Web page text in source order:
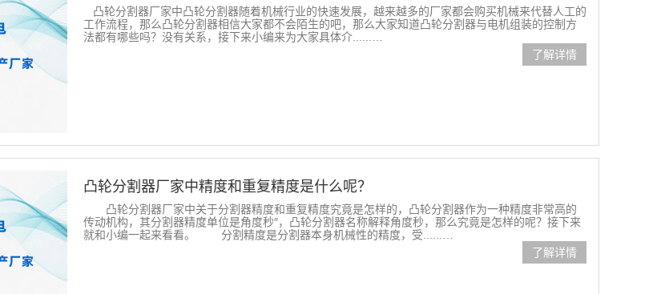
凸轮分割器厂家中凸轮分割器随着机械行业的快速发展，越来越多的厂家都会购买机械来代替人工的
工作流程，那么凸轮分割器相信大家都不会陌生的吧，那么大家知道凸轮分割器与电机组装的控制方
法都有哪些吗？没有关系，接下来小编来为大家具体介......…
了解详情
凸轮分割器厂家中精度和重复精度是什么呢？
凸轮分割器厂家中关于分割器精度和重复精度究竟是怎样的，凸轮分割器作为一种精度非常高的
传动机构，其分割器精度单位是角度秒″，凸轮分割器名称解释角度秒，那么究竟是怎样的呢？接下来
就和小编一起来看看。 分割精度是分割器本身机械性的精度，受......…
了解详情